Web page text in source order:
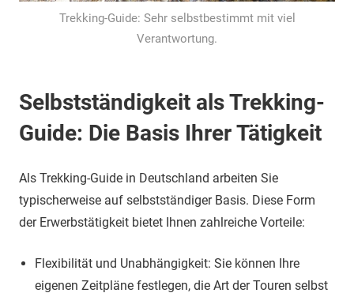
Trekking-Guide: Sehr selbstbestimmt mit viel
Verantwortung.
Selbstständigkeit als Trekking-
Guide: Die Basis Ihrer Tätigkeit
Als Trekking-Guide in Deutschland arbeiten Sie
typischerweise auf selbstständiger Basis. Diese Form
der Erwerbstätigkeit bietet Ihnen zahlreiche Vorteile:
Flexibilität und Unabhängigkeit: Sie können Ihre
eigenen Zeitpläne festlegen, die Art der Touren selbst